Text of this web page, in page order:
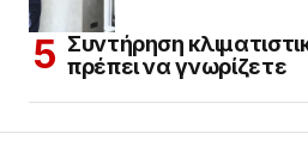
Συντήρηση
πρέπει να γνωρίζετε